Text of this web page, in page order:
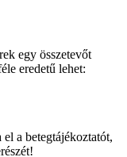
egy összetevőt
eredetű lehet:
a betegtájékoztatót,